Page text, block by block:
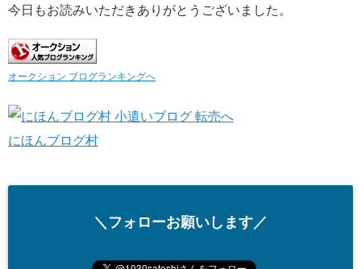
今日もお読みいただきありがとうございました。
オークション ブログランキングへ
にほんブログ村
＼フォローお願いします／